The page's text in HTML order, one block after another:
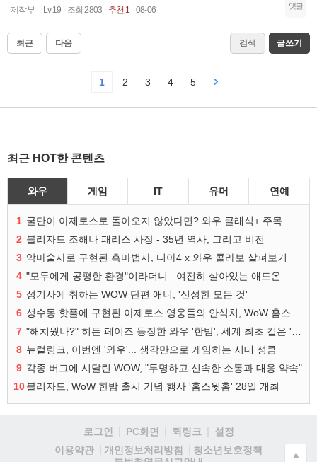
제작부 Lv.19 조회 2803 추천 1 08-06 댓글
최근 다음 검색 글쓰기
1 2 3 4 5
최근 HOT한 콘텐츠
와우 게임 IT 유머 연예
1 굴단이 아제로스로 돌아오지 않았다면? 와우 클래식+ 주목
2 블리자드 조해나 패리스 사장 - 35년 역사, 그리고 비전
3 악마술사로 구현된 흑마법사, 디아4 x 와우 콜라보 살펴보기
4 "모두에게 공평한 환경"이라더니...여전히 살아있는 애드온
5 성기사에 취하는 WOW 단편 애니, '신성한 모든 것'
6
7
8 뉴럴링크, 이번엔 '와우'... 생각만으로 게임하는 시대 성큼
9 각종 버그에 시달린 WOW, "투명하고 신속한 소통과 대응 약속"
10블리자드, WoW 한밤 출시 기념 행사 '홈스윗홈' 28일 개최
로그인 PC화면 퀵링크
설정
이용약관
개인정보처리방침
청소년보호정책
▲